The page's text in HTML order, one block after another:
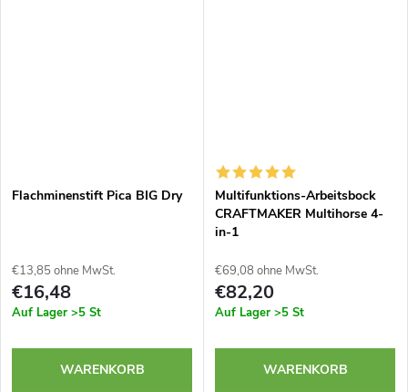
Flachminenstift Pica BIG Dry
€13,85 ohne MwSt.
€16,48
Auf Lager >5 St
WARENKORB
Multifunktions-Arbeitsbock
CRAFTMAKER Multihorse 4-
in-1
€69,08 ohne MwSt.
€82,20
Auf Lager >5 St
WARENKORB